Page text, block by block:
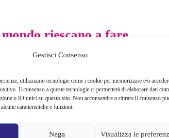
Gestisci Consenso
utilizziamo tecnologie come i cookie per memorizzare e/o
Il consenso a queste tecnologie ci permetterà di elaborare dati
o ID unici su questo sito. Non acconsentire o ritirare il consenso
caratteristiche e funzioni.
Nega Visualizza le
riescano a fare